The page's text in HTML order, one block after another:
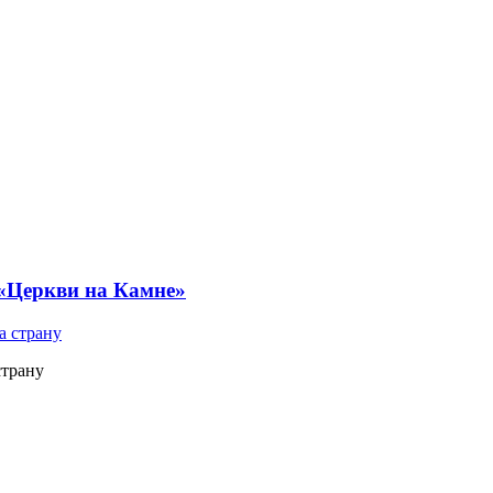
на Камне»